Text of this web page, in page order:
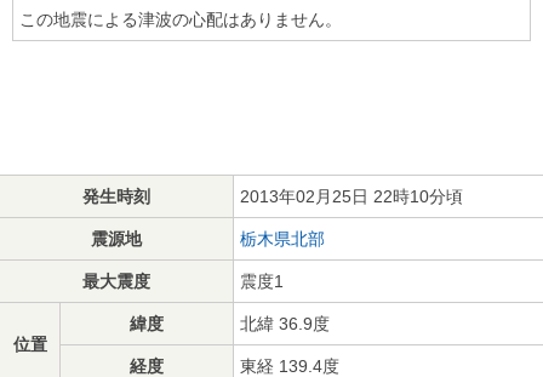
この地震による津波の心配はありません。
発生時刻 2013年02月25日 22時10分頃
震源地 栃木県北部
最大震度 震度1
位置
緯度 北緯 36.9度
経度 東経 139.4度